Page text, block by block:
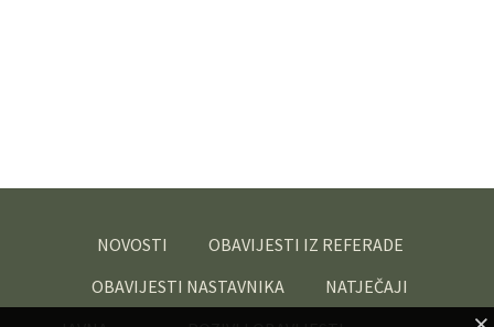
NOVOSTI
OBAVIJESTI IZ REFERADE
OBAVIJESTI NASTAVNIKA
NATJEČAJI